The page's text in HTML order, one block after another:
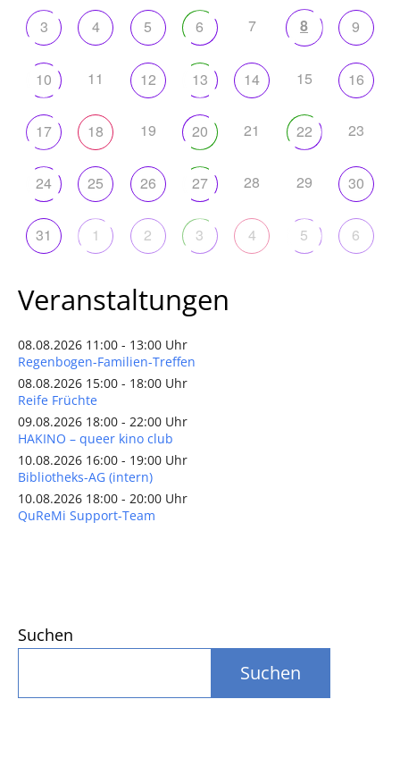
3 4 5 6 7 8 9
10 11 12 13 14 15 16
17 18 19 20 21 22 23
24 25 26 27 28 29 30
31 1 2 3 4 5 6
Veranstaltungen
08.08.2026 11:00 - 13:00 Uhr
Regenbogen-Familien-Treffen
08.08.2026 15:00 - 18:00 Uhr
Reife Früchte
09.08.2026 18:00 - 22:00 Uhr
HAKINO – queer kino club
10.08.2026 16:00 - 19:00 Uhr
Bibliotheks-AG (intern)
10.08.2026 18:00 - 20:00 Uhr
QuReMi Support-Team
Suchen
Suchen